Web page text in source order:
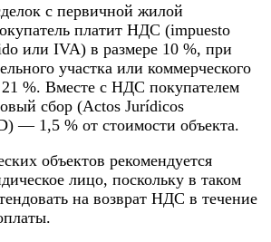
с первичной жилой
платит НДС (impuesto
или IVA) в размере 10 %, при
участка или коммерческого
%. Вместе с НДС покупателем
сбор (Actos Jurídicos
— 1,5 % от стоимости объекта.
объектов рекомендуется
лицо, поскольку в таком
на возврат НДС в течение